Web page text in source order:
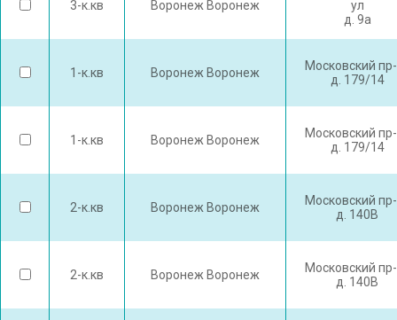
3-к.кв Воронеж Воронеж
ул
д. 9а
1-к.кв Воронеж Воронеж
Московский
д. 179/14
1-к.кв Воронеж Воронеж
Московский
д. 179/14
2-к.кв Воронеж Воронеж
Московский
д. 140В
2-к.кв Воронеж Воронеж
Московский
д. 140В